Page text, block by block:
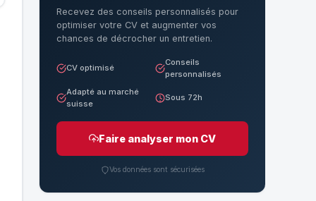
Recevez des conseils personnalisés pour
optimiser votre CV et augmenter vos
chances de décrocher un entretien.
CV optimisé
Conseils
personnalisés
Adapté au marché
suisse
Sous 72h
Faire analyser mon CV
Vos données sont sécurisées